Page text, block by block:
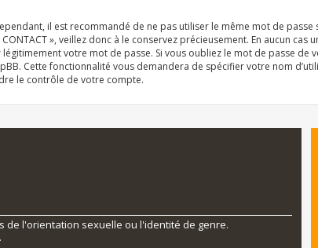
il est recommandé de ne pas utiliser le même mot de
», veillez donc à le conservez précieusement. En aucun cas
votre mot de passe. Si vous oubliez le mot de passe de
Cette fonctionnalité vous demandera de spécifier votre nom
le contrôle de votre compte.
de l'orientation sexuelle ou l'identité de genre.